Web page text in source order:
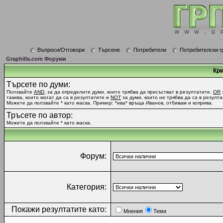
Въпроси/Отговори Търсене Потребители
Потребителски
Graphilla.com Форуми
Търсете по думи:
Ползвайте AND , за да определите думи, които трябва да присъстват в резултатите, OR
такива, които могат да са в резултатите и NOT за думи, които не трябва да са в
Можете да ползвайте * като маска. Пример: *ива* връща Иванов, отбивам и коприва.
Тръсете по автор:
Можете да ползвайте * като маска.
Форум:
Категория:
Покажи резултатите като: Мнения Теми